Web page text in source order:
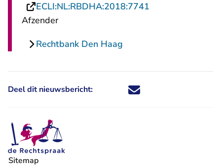
ECLI:NL:RBDHA:2018:7741
Afzender
Rechtbank Den Haag
Deel dit nieuwsbericht: Deel dit nieuwsbericht via X -
Deel dit nieuwsbericht via
Deel dit nieuwsbericht
Deel dit
Sitemap